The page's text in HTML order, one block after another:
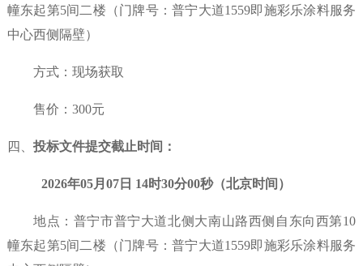
幢东起第5间二楼（门牌号：普宁大道1559即施彩乐涂料服务
中心西侧隔壁）
方式：现场获取
售价：300元
四、 投标文件提交截止时间：
2026年05月07 日 14时30分00秒（北京时间）
地点： 普宁市普宁大道北侧大南山路西侧自东向西第10
幢东起第5间二楼（门牌号：普宁大道1559即施彩乐涂料服务